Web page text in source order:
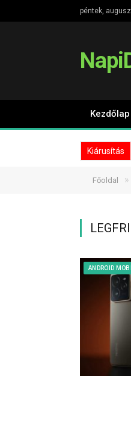
péntek,
Kezdőlap
Kiárusítás
Főoldal »
ANDROID